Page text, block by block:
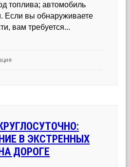
топлива; автомобиль
Если вы обнаруживаете
вам требуется...
В ЭКСТРЕННЫХ
ДОРОГЕ